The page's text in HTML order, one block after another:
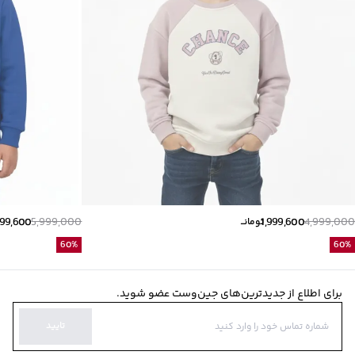
4,999,000
1,999,600تومانــ
60%
5,999,000
60%
برای اطلاع از جدیدترین‌های جین‌وست عضو شوید.
تایید